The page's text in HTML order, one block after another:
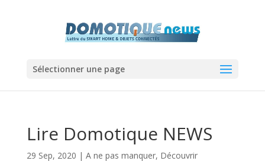
Sélectionner une page
Lire Domotique NEWS
29 Sep, 2020 | A ne pas manquer, Découvrir